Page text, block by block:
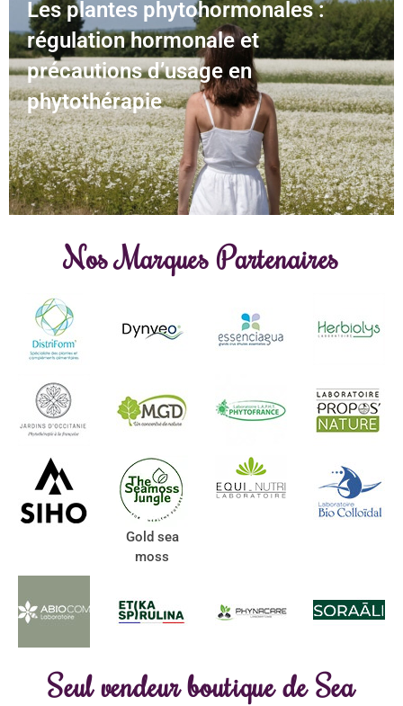
Les plantes phytohormonales :
régulation hormonale et
précautions d’usage en
phytothérapie
Nos Marques Partenaires
Gold sea
moss
Seul vendeur boutique de Sea